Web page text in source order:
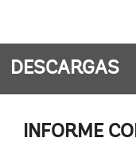
DESCARGAS
INFORME